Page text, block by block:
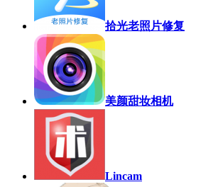
拾光老照片修复
美颜甜妆相机
Lincam